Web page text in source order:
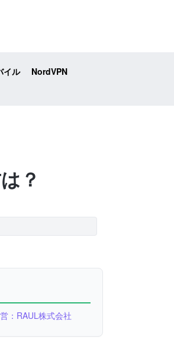
イル
NordVPN
？
：RAUL株式会社